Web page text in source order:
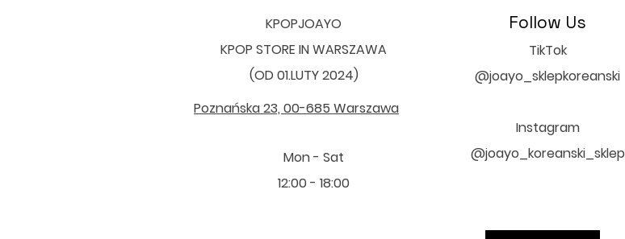
Follow Us
KPOPJOAYO
KPOP STORE IN WARSZAWA
(OD 01.LUTY 2024)
Mon - Sat
12:00 - 18:00
Poznańska 23, 00-685 Warszawa
TikTok
@joayo_sklepkoreanski
Instagram
@joayo_koreanski_sklep